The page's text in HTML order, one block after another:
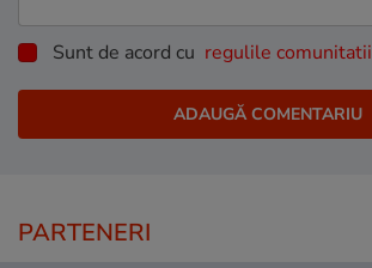
Sunt de acord cu regulile comunitatii
PARTENERI